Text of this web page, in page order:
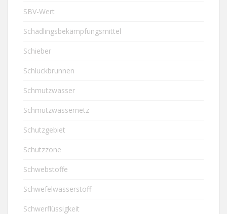
SBV-Wert
Schädlingsbekämpfungsmittel
Schieber
Schluckbrunnen
Schmutzwasser
Schmutzwassernetz
Schutzgebiet
Schutzzone
Schwebstoffe
Schwefelwasserstoff
Schwerflüssigkeit